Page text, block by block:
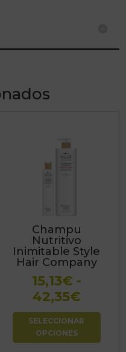
Champu
Nutritivo
Inimitable Style
Hair Company
15,13€ -
42,35€Rango
de
desde
SELECCIONAR
OPCIONES
opciones
se
pueden
elegir
la
página
de